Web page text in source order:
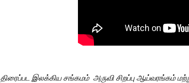
திரைப்பட இலக்கிய சங்கமம் அருவி சிறப்பு ஆய்வரங்கம்